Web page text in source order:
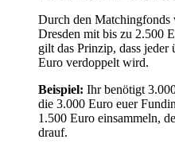
Durch den
Dresden mit bis zu 2.500
gilt das Prinzip, dass
Euro verdoppelt wird.
Beispiel: Ihr benötigt
die 3.000 Euro euer
1.500 Euro einsammeln,
drauf.